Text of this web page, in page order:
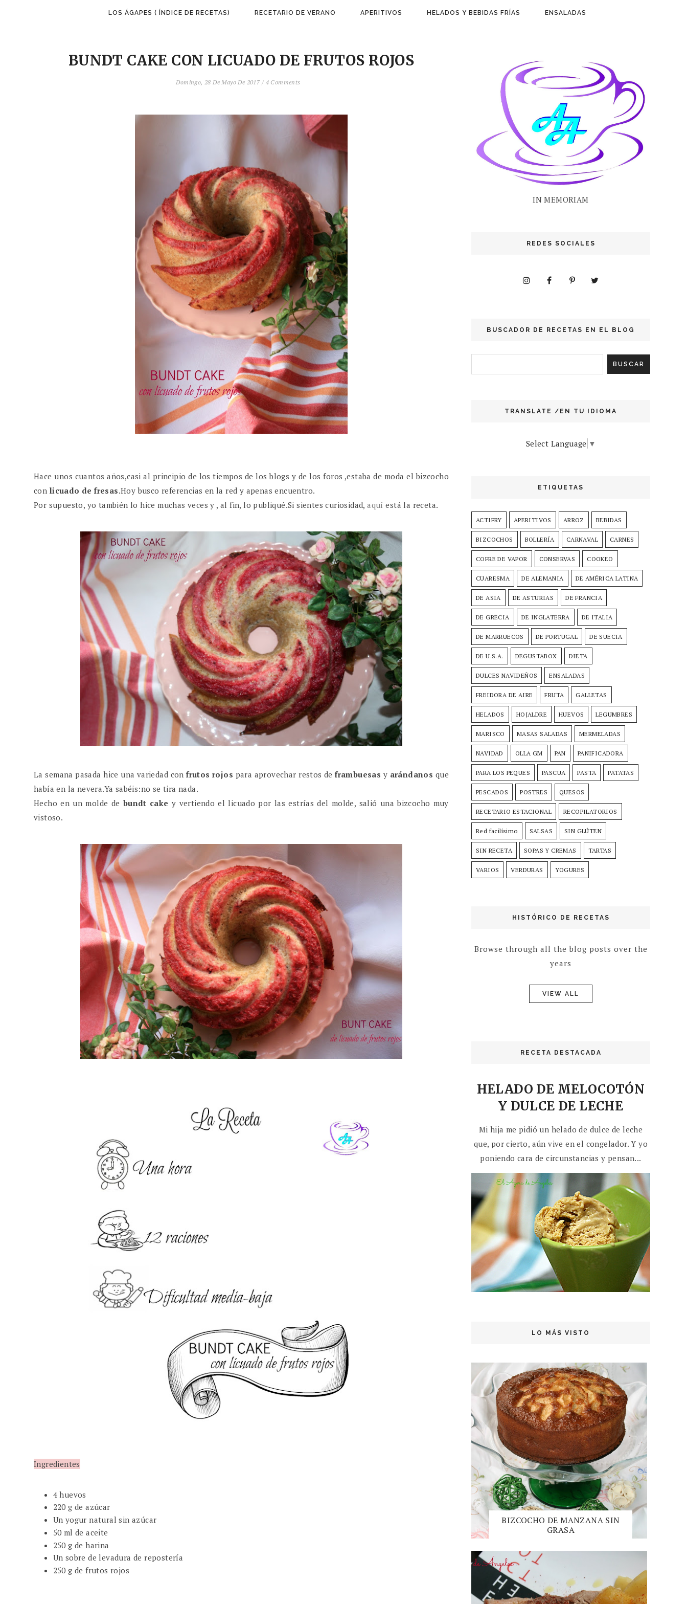
LOS ÁGAPES ( ÍNDICE DE RECETAS) RECETARIO DE VERANO APERITIVOS HELADOS Y BEBIDAS FRÍAS ENSALADAS
BUNDT CAKE CON LICUADO DE FRUTOS ROJOS
Domingo, 28 De Mayo De 2017 / 4 Comments
Hace unos cuantos años,casi al principio de los tiempos de los blogs y de los foros ,estaba de moda el bizcocho
con licuado de fresas.Hoy busco referencias en la red y apenas encuentro.
Por supuesto, yo también lo hice muchas veces y , al fin, lo publiqué.Si sientes curiosidad,aquí está la receta.
La semana pasada hice una variedad con frutos rojos para aprovechar restos de frambuesas y arándanos que
había en la nevera.Ya sabéis:no se tira nada.
Hecho en un molde de bundt cake y vertiendo el licuado por las estrías del molde, salió una bizcocho muy
vistoso.
Ingredientes
4 huevos
220 g de azúcar
Un yogur natural sin azúcar
50 ml de aceite
250 g de harina
Un sobre de levadura de repostería
250 g de frutos rojos
IN MEMORIAM
REDES SOCIALES
BUSCADOR DE RECETAS EN EL BLOG
TRANSLATE /EN TU IDIOMA
Select Language ▼
ETIQUETAS
ACTIFRY APERITIVOS ARROZ BEBIDAS
BIZCOCHOS BOLLERÍA CARNAVAL CARNES
COFRE DE VAPOR CONSERVAS COOKEO
CUARESMA DE ALEMANIA DE AMÉRICA LATINA
DE ASIA DE ASTURIAS DE FRANCIA
DE GRECIA DE INGLATERRA DE ITALIA
DE MARRUECOS DE PORTUGAL DE SUECIA
DE U.S.A. DEGUSTABOX DIETA
DULCES NAVIDEÑOS ENSALADAS
FREIDORA DE AIRE FRUTA GALLETAS
HELADOS HOJALDRE HUEVOS LEGUMBRES
MARISCO MASAS SALADAS MERMELADAS
NAVIDAD OLLA GM PAN PANIFICADORA
PARA LOS PEQUES PASCUA PASTA PATATAS
PESCADOS POSTRES QUESOS
RECETARIO ESTACIONAL RECOPILATORIOS
Red facilísimo SALSAS SIN GLÚTEN
SIN RECETA SOPAS Y CREMAS TARTAS
VARIOS VERDURAS YOGURES
HISTÓRICO DE RECETAS
Browse through all the blog posts over the
years
VIEW ALL
RECETA DESTACADA
HELADO DE MELOCOTÓN
Y DULCE DE LECHE
Mi hija me pidió un helado de dulce de leche
que, por cierto, aún vive en el congelador. Y yo
poniendo cara de circunstancias y pensan...
LO MÁS VISTO
BIZCOCHO DE MANZANA SIN
GRASA